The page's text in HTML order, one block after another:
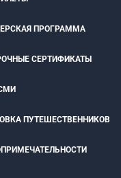
ПРОГРАММА
СЕРТИФИКАТЫ
ПУТЕШЕСТВЕННИКОВ